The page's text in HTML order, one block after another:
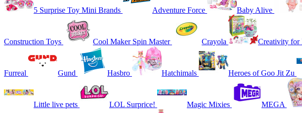
5 Surprise Toy Mini Brands Adventure Force Baby Alive
Construction Toys Cool Maker Spin Master Crayola Creativity for
Furreal Gund Hasbro Hatchimals Heroes of Goo Jit Zu
Little live pets LOL Surprice! Magic Mixies MEGA